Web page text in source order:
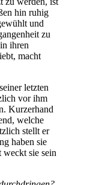
hin ruhig
und
zu
ihren
macht
letzten
vor ihm
Kurzerhand
welche
stellt er
haben sie
weckt sie sein